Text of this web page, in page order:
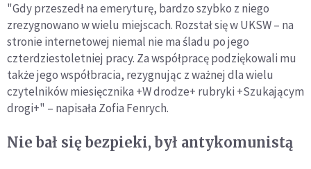
"Gdy przeszedł na emeryturę, bardzo szybko z niego
zrezygnowano w wielu miejscach. Rozstał się w UKSW – na
stronie internetowej niemal nie ma śladu po jego
czterdziestoletniej pracy. Za współpracę podziękowali mu
także jego współbracia, rezygnując z ważnej dla wielu
czytelników miesięcznika +W drodze+ rubryki +Szukającym
drogi+" – napisała Zofia Fenrych.
Nie bał się bezpieki, był antykomunistą